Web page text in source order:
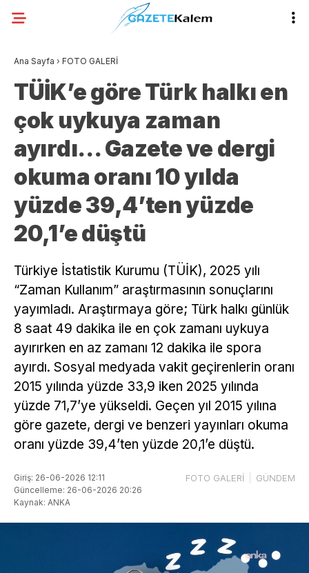
Ana Sayfa › FOTO GALERİ
TÜİK’e göre Türk halkı en
çok uykuya zaman
ayırdı… Gazete ve dergi
okuma oranı 10 yılda
yüzde 39,4’ten yüzde
20,1’e düştü
Türkiye İstatistik Kurumu (TÜİK), 2025 yılı
“Zaman Kullanım” araştırmasının sonuçlarını
yayımladı. Araştırmaya göre; Türk halkı günlük
8 saat 49 dakika ile en çok zamanı uykuya
ayırırken en az zamanı 12 dakika ile spora
ayırdı. Sosyal medyada vakit geçirenlerin oranı
2015 yılında yüzde 33,9 iken 2025 yılında
yüzde 71,7’ye yükseldi. Geçen yıl 2015 yılına
göre gazete, dergi ve benzeri yayınları okuma
oranı yüzde 39,4’ten yüzde 20,1’e düştü.
Giriş: 26-06-2026 12:11
Güncelleme: 26-06-2026 20:26
Kaynak: ANKA
FOTO GALERİ GÜNDEM